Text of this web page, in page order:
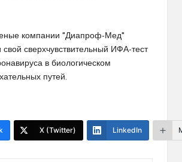
компании "Диапроф-Мед"
свой сверхчувствительный ИФА-тест
в биологическом
путей.
X (Twitter) LinkedIn